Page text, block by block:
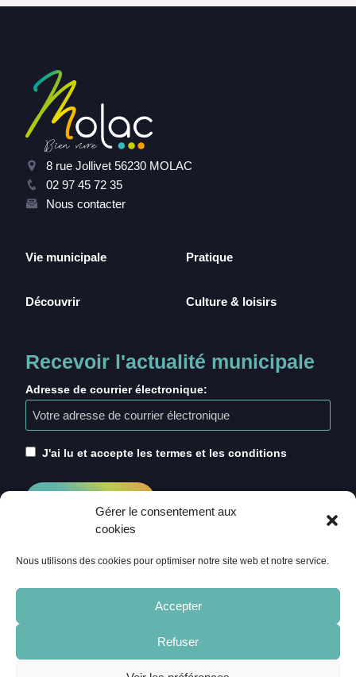
Gérer le consentement aux
cookies
Nous utilisons des cookies pour optimiser notre site web et notre service.
Accepter
Refuser
8 rue Jollivet 56230 MOLAC
02 97 45 72 35
Nous contacter
Vie municipale
Découvrir
Pratique
Culture & loisirs
Recevoir l'actualité municipale
Adresse de courrier électronique:
J'ai lu et accepte les termes et les conditions
CRÉDITS